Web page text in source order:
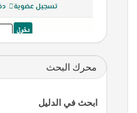
محرك البحث
ابحث في الدليل